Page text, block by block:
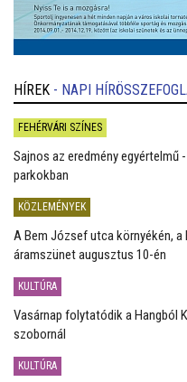
HÍREK - NAPI
FEHÉRVÁRI SZÍNES
Sajnos az eredmény
parkokban
KÖZLEMÉNYEK
A Bem József utca környékén,
áramszünet augusztus 10-én
KULTÚRA
Vasárnap folytatódik a Hangból
szobornál
KULTÚRA